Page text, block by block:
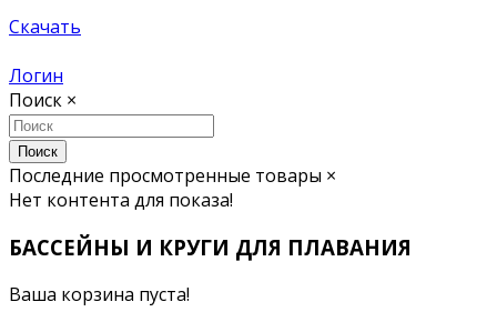
Скачать
Логин
Поиск ×
Поиск
Последние просмотренные товары ×
Нет контента для показа!
БАССЕЙНЫ И КРУГИ ДЛЯ ПЛАВАНИЯ
Ваша корзина пуста!